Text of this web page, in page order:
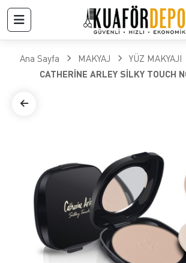
Ana Sayfa MAKYAJ YÜZ MAKYAJI
CATHERİNE ARLEY SİLKY TOUCH